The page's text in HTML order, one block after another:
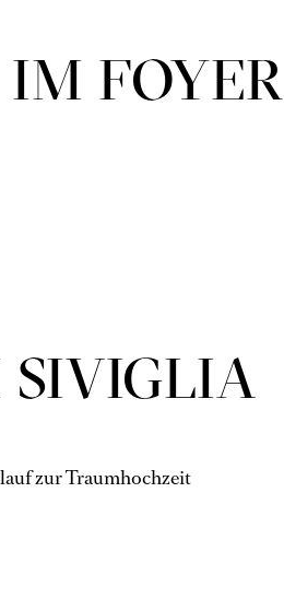
FOYER
SIVIGLIA
zur Traumhochzeit